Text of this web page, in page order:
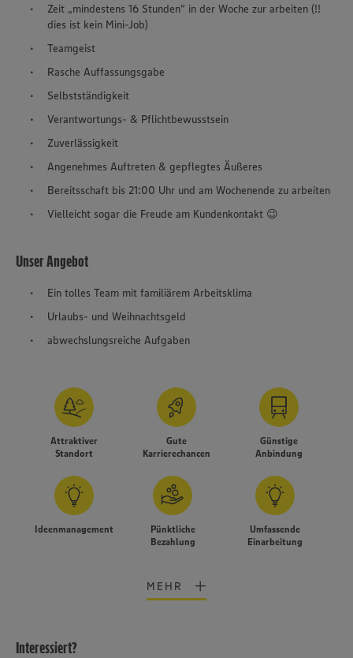
Zeit „mindestens 16 Stunden“ in der Woche zur arbeiten (!!
dies ist kein Mini-Job)
Teamgeist
Rasche Auffassungsgabe
Selbstständigkeit
Verantwortungs- & Pflichtbewusstsein
Zuverlässigkeit
Angenehmes Auftreten & gepflegtes Äußeres
Bereitsschaft bis 21:00 Uhr und am Wochenende zu arbeiten
Vielleicht sogar die Freude am Kundenkontakt 😉
Unser Angebot
Ein tolles Team mit familiärem Arbeitsklima
Urlaubs- und Weihnachtsgeld
abwechslungsreiche Aufgaben
Attraktiver
Standort
Gute
Karrierechancen
Günstige
Anbindung
Ideenmanagement
Pünktliche
Bezahlung
Umfassende
Einarbeitung
MEHR
Interessiert?